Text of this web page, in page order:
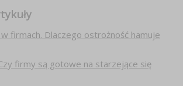
firmach. Dlaczego ostrożność hamuje
firmy są gotowe na starzejące się